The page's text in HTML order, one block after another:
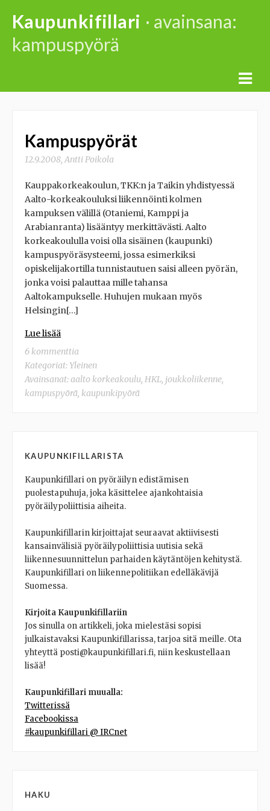
content
Kaupunkifillari · avainsana:
kampuspyörä
Kampuspyörät
12.9.2008,Antti Poikola
Kauppakorkeakoulun, TKK:n ja Taikin yhdistyessä
Aalto-korkeakouluksi liikennöinti kolmen
kampuksen välillä (Otaniemi, Kamppi ja
Arabianranta) lisääntyy merkittävästi. Aalto
korkeakoululla voisi olla sisäinen (kaupunki)
kampuspyöräsysteemi, jossa esimerkiksi
opiskelijakortilla tunnistautuen saisi alleen pyörän,
jonka voisi palauttaa mille tahansa
Aaltokampukselle. Huhujen mukaan myös
Helsingin[…]
Lue lisää
6 kommenttia
Kategoriat: Yleinen
Avainsanat:aalto korkeakoulu, HKL, joukkoliikenne,
kampuspyörä, kaupunkipyörä
KAUPUNKIFILLARISTA
Kaupunkifillari on pyöräilyn edistämisen
puolestapuhuja, joka käsittelee ajankohtaisia
pyöräilypoliittisia aiheita.
Kaupunkifillarin kirjoittajat seuraavat aktiivisesti
kansainvälisiä pyöräilypoliittisia uutisia sekä
liikennesuunnittelun parhaiden käytäntöjen kehitystä.
Kaupunkifillari on liikennepolitiikan edelläkävijä
Suomessa.
Kirjoita Kaupunkifillariin
Jos sinulla on artikkeli, joka mielestäsi sopisi
julkaistavaksi Kaupunkifillarissa, tarjoa sitä meille. Ota
yhteyttä posti@kaupunkifillari.fi, niin keskustellaan
lisää!
Kaupunkifillari muualla:
Twitterissä
Facebookissa
#kaupunkifillari @ IRCnet
HAKU